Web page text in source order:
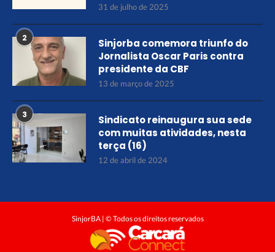
31 de julho de 2025
2
Sinjorba comemora triunfo do
Jornalista Oscar Paris contra
presidente da CBF
13 de março de 2025
3
Sindicato reinaugura sua sede
com muitas atividades, nesta
terça (16)
12 de abril de 2024
SinjorBA | © Todos os direitos reservados